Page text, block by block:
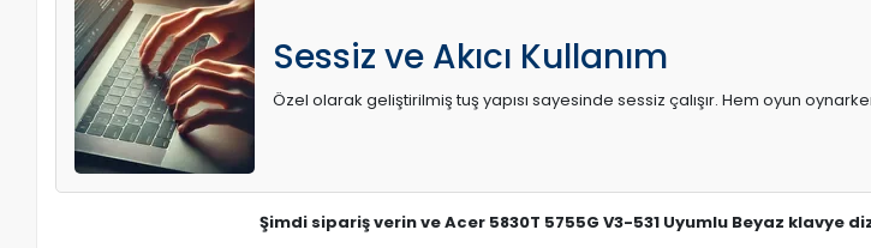
Sessiz ve Akıcı Kullanım
Özel olarak geliştirilmiş tuş yapısı sayesinde sessiz çalışır. Hem oyun
Şimdi sipariş verin ve Acer 5830T 5755G V3-531 Uyumlu Beyaz klavye